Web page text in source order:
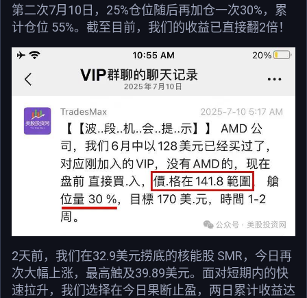
第二次7月10日，25%仓位随后再加仓一次30%，累
计仓位 55%。截至目前，我们的收益已直接翻2倍！
2天前，我们在32.9美元捞底的核能股 SMR，今日再
次大幅上涨，最高触及39.89美元。面对短期内的快
速拉升，我们选择在今日果断止盈，两日累计收益达